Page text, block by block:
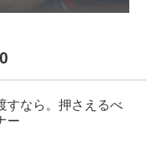
すなら。押さえるべ
ー